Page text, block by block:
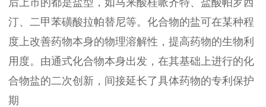
汀、二甲苯磺酸拉帕替尼等。化合物的盐可在某种程
度上改善药物本身的物理溶解性，提高药物的生物利
用度。由通式化合物本身出发，在其基础上进行的化
合物盐的二次创新，间接延长了具体药物的专利保护
期